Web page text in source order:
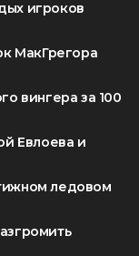
игроков
МакГрегора
вингера за 100
Евлоева и
ледовом